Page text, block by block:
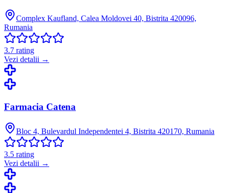
Complex Kaufland, Calea Moldovei 40, Bistrita 420096,
Rumania
3.7 rating
Vezi detalii →
Farmacia Catena
Bloc 4, Bulevardul Independentei 4, Bistrita 420170, Rumania
3.5 rating
Vezi detalii →